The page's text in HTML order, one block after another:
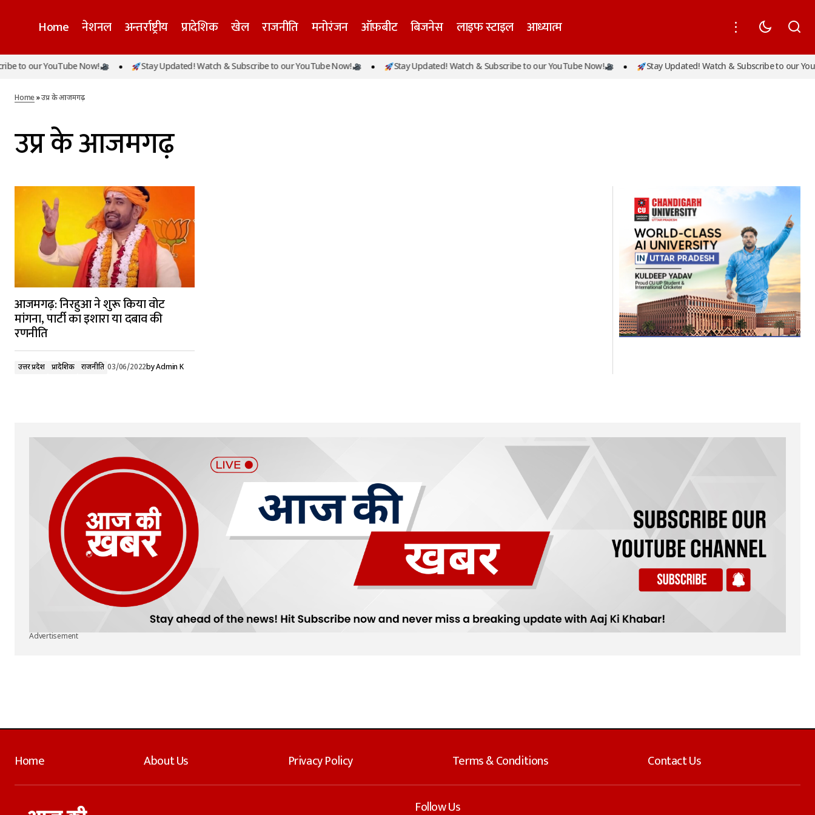
Home नेशनल अन्तर्राष्ट्रीय प्रादेशिक खेल राजनीति मनोरंजन ऑफ़बीट बिजनेस लाइफ स्टाइल आध्यात्म
to our YouTube Now! Stay Updated! Watch & Subscribe to our YouTube Now! Stay Updated! Watch & Subscribe to our YouTube Now! Stay Updated! Watch & Subscribe to our
Home»उप्र के आजमगढ़
उप्र के आजमगढ़
आजमगढ़: निरहुआ ने शुरू किया वोट
मांगना, पार्टी का इशारा या दबाव की
रणनीति
उत्तर प्रदेश प्रादेशिक राजनीति 03/06/2022byAdmin K
Advertisement
Home About Us Privacy Policy Terms & Conditions Contact Us
Follow Us